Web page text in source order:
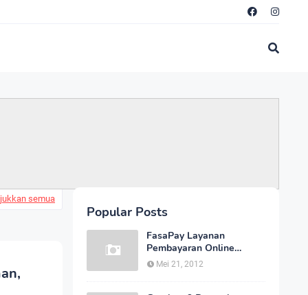
semua
Popular Posts
FasaPay Layanan
Pembayaran Online
Indonesia Cepat dan
Mei 21, 2012